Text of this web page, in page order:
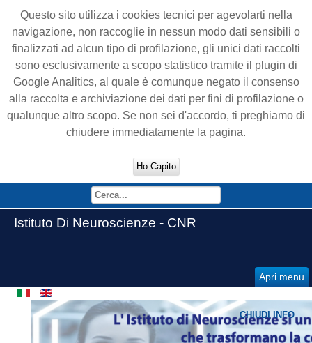
Questo sito utilizza i cookies tecnici per agevolarti nella
navigazione, non raccoglie in nessun modo dati sensibili o
finalizzati ad alcun tipo di profilazione, gli unici dati raccolti
sono esclusivamente a scopo statistico tramite il plugin di
Google Analitics, al quale è comunque negato il consenso
alla raccolta e archiviazione dei dati per fini di profilazione o
qualunque altro scopo. Se non sei d'accordo, ti preghiamo di
chiudere immediatamente la pagina.
Ho Capito
Istituto Di Neuroscienze - CNR
Apri menu
CHIUDI INFO